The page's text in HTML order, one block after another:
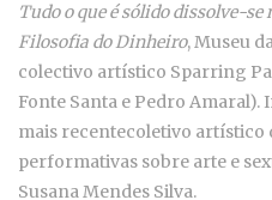
Tudo o que é sólido dissolve-se
Filosofia do Dinheiro, Museu
colectivo artístico Sparring
Fonte Santa e Pedro Amaral).
mais recentecoletivo artístico
performativas sobre arte e
Susana Mendes Silva.